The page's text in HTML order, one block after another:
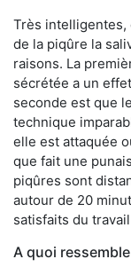
Très intelligentes,
de la piqûre la
raisons. La
sécrétée a un
seconde est que
technique
elle est attaquée
que fait une
piqûres sont
autour de 20
satisfaits du
A quoi